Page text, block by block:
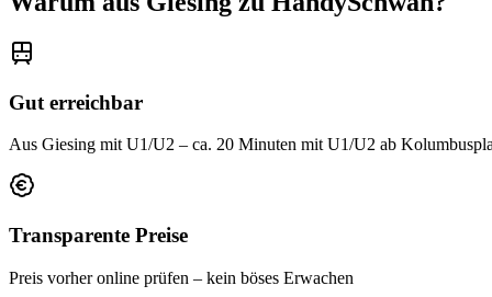
Gut erreichbar
Aus Giesing mit U1/U2 – ca. 20 Minuten mit U1/U2 ab
Transparente Preise
Preis vorher online prüfen – kein böses Erwachen